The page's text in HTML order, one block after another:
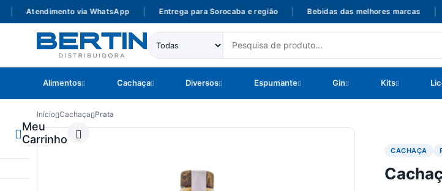
Atendimento via WhatsApp Entrega para Sorocaba e região Bebidas das melhores marcas
Alimentos Cachaça Diversos Espumante Gin Kits
Meu
Carrinho
Início Cachaça Prata
CACHAÇA